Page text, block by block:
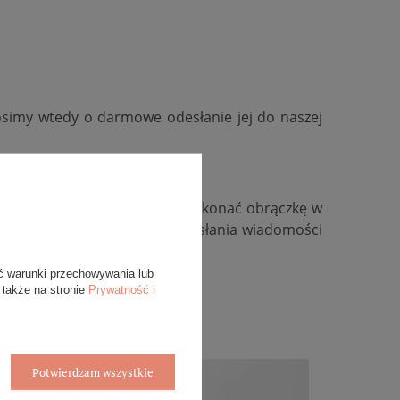
wtedy o darmowe odesłanie jej do naszej
zmienić kolor złota, wykonać obrączkę w
zachęcamy do przesłania wiadomości
warunki przechowywania lub
na stronie Prywatność i
Potwierdzam wszystkie